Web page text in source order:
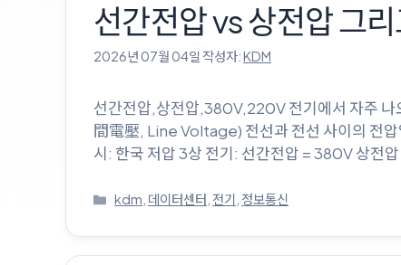
선간전압 vs
2026년 07월 04일 작성자:KDM
선간전압,상전압,380V,220V 전기
間電壓, Line Voltage) 전선과 전선 사이의 전
시: 한국 저압 3상 전기: 선간전압 = 380V 상전
카
고
리
kdm 데이터센터 전기 정보통신